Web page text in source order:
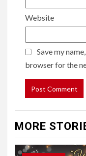
Website
Save my
browser for the
MORE